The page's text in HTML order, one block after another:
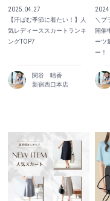
2025.04.27
【汗ばむ季節に着たい！】人
気レディーススカートランキ
ングTOP7
関谷 晴香
新宿西口本店
＼ブ
開催
ーツ
ー！